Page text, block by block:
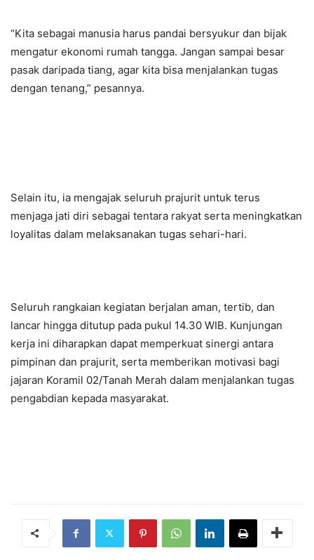
“Kita sebagai manusia harus pandai bersyukur dan bijak
mengatur ekonomi rumah tangga. Jangan sampai besar
pasak daripada tiang, agar kita bisa menjalankan tugas
dengan tenang,” pesannya.
Selain itu, ia mengajak seluruh prajurit untuk terus
menjaga jati diri sebagai tentara rakyat serta meningkatkan
loyalitas dalam melaksanakan tugas sehari-hari.
Seluruh rangkaian kegiatan berjalan aman, tertib, dan
lancar hingga ditutup pada pukul 14.30 WIB. Kunjungan
kerja ini diharapkan dapat memperkuat sinergi antara
pimpinan dan prajurit, serta memberikan motivasi bagi
jajaran Koramil 02/Tanah Merah dalam menjalankan tugas
pengabdian kepada masyarakat.